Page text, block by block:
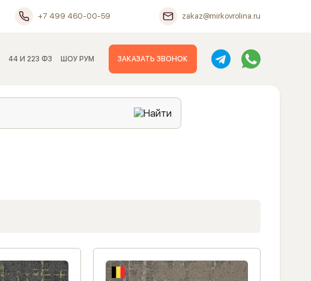
+7 499 460-00-59 zakaz@mirkovrolina.ru
44 И 223 ФЗ ШОУ РУМ ЗАКАЗАТЬ ЗВОНОК